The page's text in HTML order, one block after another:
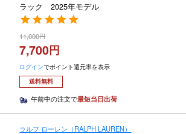
ラック 2025年モデル
11,000
7,700
ログインでポイント還元率を表示
送料無料
午前中の注文で最短当日出荷
ラルフ ローレン（RALPH LAUREN）